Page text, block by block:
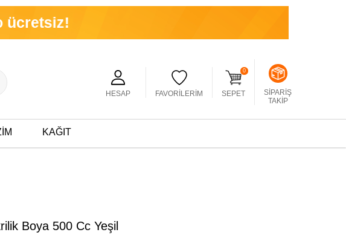
HESAP FAVORILERIM SEPET
0
SIPARIŞ
TAKIP
KAĞIT
Boya 500 Cc Yeşil